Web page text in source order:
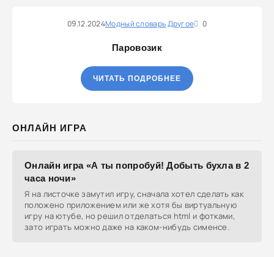
09.12.2024Модный словарьДругое 0
Паровозик
ЧИТАТЬ ПОДРОБНЕЕ
ОНЛАЙН ИГРА
Онлайн игра «А ты попробуй! Добыть бухла в 2
часа ночи»
Я на листочке замутил игру, сначала хотел сделать как
положено приложением или же хотя бы виртуальную
игру на ютубе, но решил отделаться html и фотками,
зато играть можно даже на каком-нибудь сименсе.